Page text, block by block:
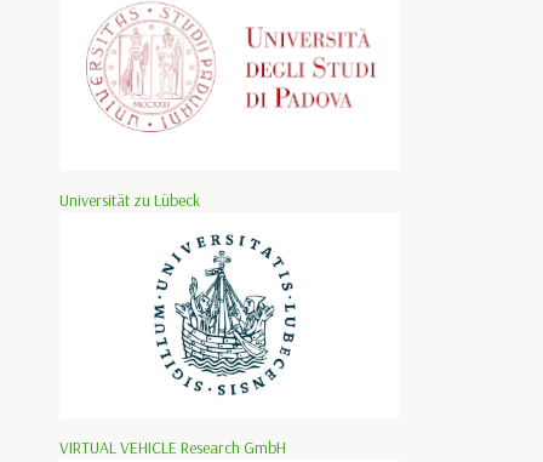
Universität zu Lübeck
VIRTUAL VEHICLE Research GmbH